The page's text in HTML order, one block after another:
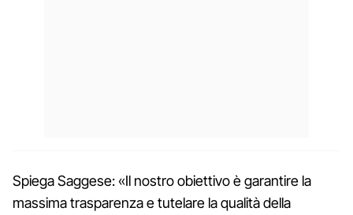
Spiega Saggese: «Il nostro obiettivo è garantire la
massima trasparenza e tutelare la qualità della